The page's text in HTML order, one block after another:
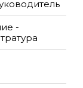
-